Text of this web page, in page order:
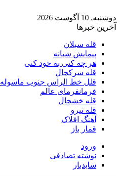
دوشنبه, 10 آگوست 2026
آخرین خبرها
قله سبلان
پیمایش شبانه
هر چه کنی به خود کنی
قله سرکچال
قلل خط الراس جنوب ماسوله
فرمانفرمای عالم
قله خشچال
قله تیرو
آهنگ افلاک
قمار باز
ورود
نوشته تصادفی
سایدبار